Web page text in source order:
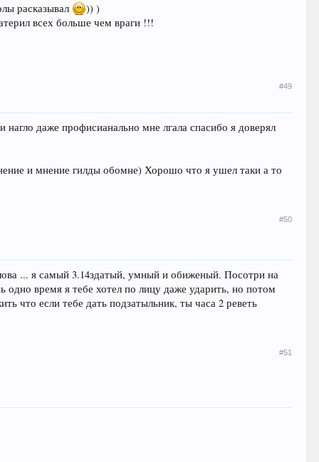
расказывал
)) )
всех больше чем враги !!!
#49
даже профисианально мне лгала спасибо я доверял
и мнение гилды обомне) Хорошо что я ушел таки а то
#50
... я самый 3.14здатый, умный и обиженый. Посотри на
время я тебе хотел по лицу даже ударить, но потом
что если тебе дать подзатыльник, ты часа 2 реветь
#51